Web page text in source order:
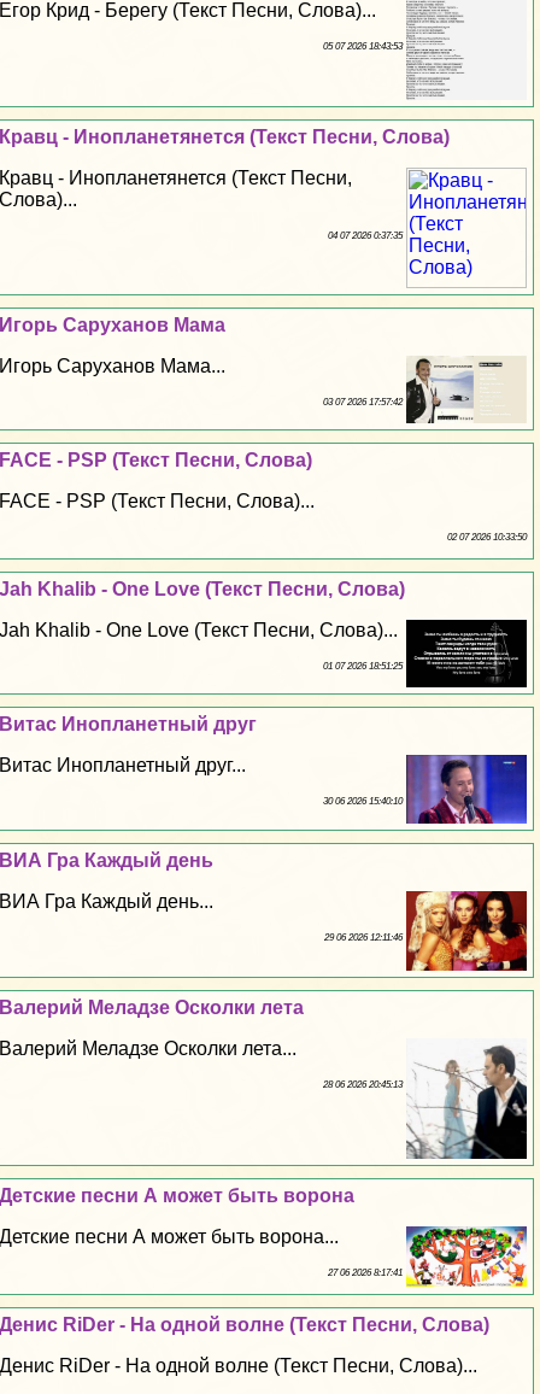
Егор Крид - Берегу (Текст Песни, Слова)...
05 07 2026 18:43:53
Кравц - Инопланетянется (Текст Песни, Слова)
Кравц - Инопланетянется (Текст Песни,
Слова)...
04 07 2026 0:37:35
Игорь Саруханов Мама
Игорь Саруханов Мама...
03 07 2026 17:57:42
FACE - PSP (Текст Песни, Слова)
FACE - PSP (Текст Песни, Слова)...
02 07 2026 10:33:50
Jah Khalib - One Love (Текст Песни, Слова)
Jah Khalib - One Love (Текст Песни, Слова)...
01 07 2026 18:51:25
Витас Инопланетный друг
Витас Инопланетный друг...
30 06 2026 15:40:10
ВИА Гра Каждый день
ВИА Гра Каждый день...
29 06 2026 12:11:46
Валерий Меладзе Осколки лета
Валерий Меладзе Осколки лета...
28 06 2026 20:45:13
Детские песни А может быть ворона
Детские песни А может быть ворона...
27 06 2026 8:17:41
Денис RiDer - На одной волне (Текст Песни, Слова)
Денис RiDer - На одной волне (Текст Песни, Слова)...